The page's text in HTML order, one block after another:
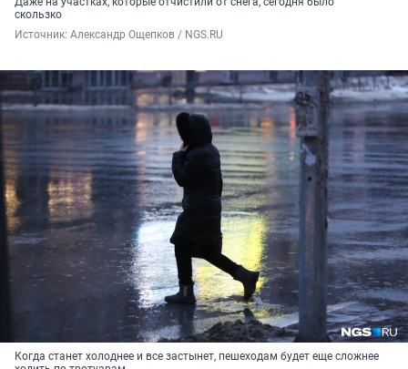
скользко
Источник: Александр Ощепков / NGS.RU
Когда станет холоднее и все застынет, пешеходам будет еще сложнее